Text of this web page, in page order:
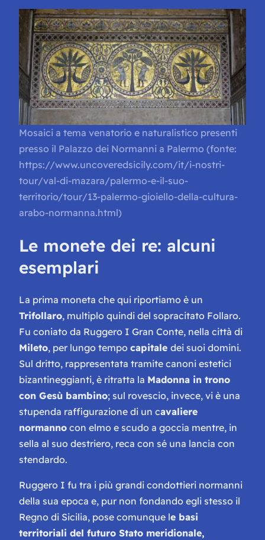
Mosaici a tema venatorio e naturalistico presenti
presso il Palazzo dei Normanni a Palermo (fonte:
https://www.uncoveredsicily.com/it/i-nostri-
tour/val-di-mazara/palermo-e-il-suo-
territorio/tour/13-palermo-gioiello-della-cultura-
arabo-normanna.html)
Le monete dei re: alcuni
esemplari
La prima moneta che qui riportiamo è un
Trifollaro, multiplo quindi del sopracitato Follaro.
Fu coniato da Ruggero I Gran Conte, nella città di
Mileto, per lungo tempo capitale dei suoi domini.
Sul dritto, rappresentata tramite canoni estetici
bizantineggianti, è ritratta la Madonna in trono
con Gesù bambino; sul rovescio, invece, vi è una
stupenda raffigurazione di un cavaliere
normanno con elmo e scudo a goccia mentre, in
sella al suo destriero, reca con sé una lancia con
stendardo.
Ruggero I fu tra i più grandi condottieri normanni
della sua epoca e, pur non fondando egli stesso il
Regno di Sicilia, pose comunque le basi
territoriali del futuro Stato meridionale,